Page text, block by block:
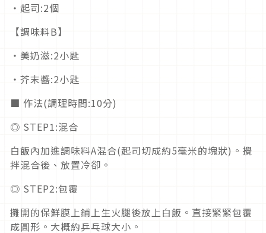
・起司:2個
【調味料B】
・美奶滋:2小匙
・芥末醬:2小匙
■ 作法(調理時間:10分)
◎ STEP1:混合
白飯內加進調味料A混合(起司切成約5毫米的塊狀)。攪
拌混合後、放置冷卻。
◎ STEP2:包覆
攤開的保鮮膜上鋪上生火腿後放上白飯。直接緊緊包覆
成圓形。大概約乒乓球大小。